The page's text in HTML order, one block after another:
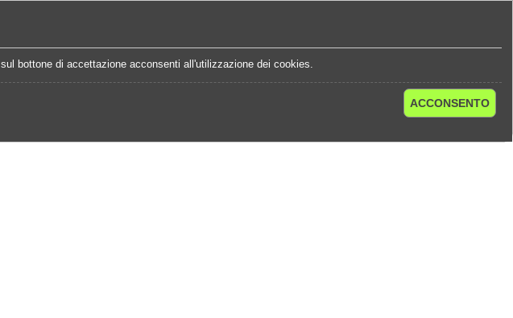
bottone di accettazione acconsenti all'utilizzazione dei cookies.
ACCONSENTO